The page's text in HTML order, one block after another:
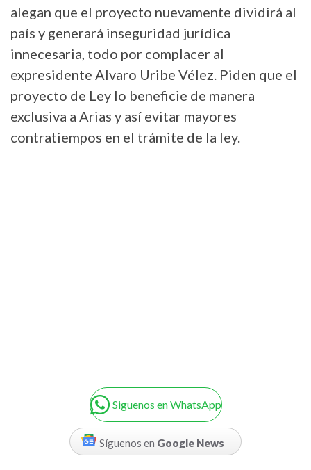
alegan que el proyecto nuevamente dividirá al
país y generará inseguridad jurídica
innecesaria, todo por complacer al
expresidente Alvaro Uribe Vélez. Piden que el
proyecto de Ley lo beneficie de manera
exclusiva a Arias y así evitar mayores
contratiempos en el trámite de la ley.
Siguenos en WhatsApp
Síguenos en Google News